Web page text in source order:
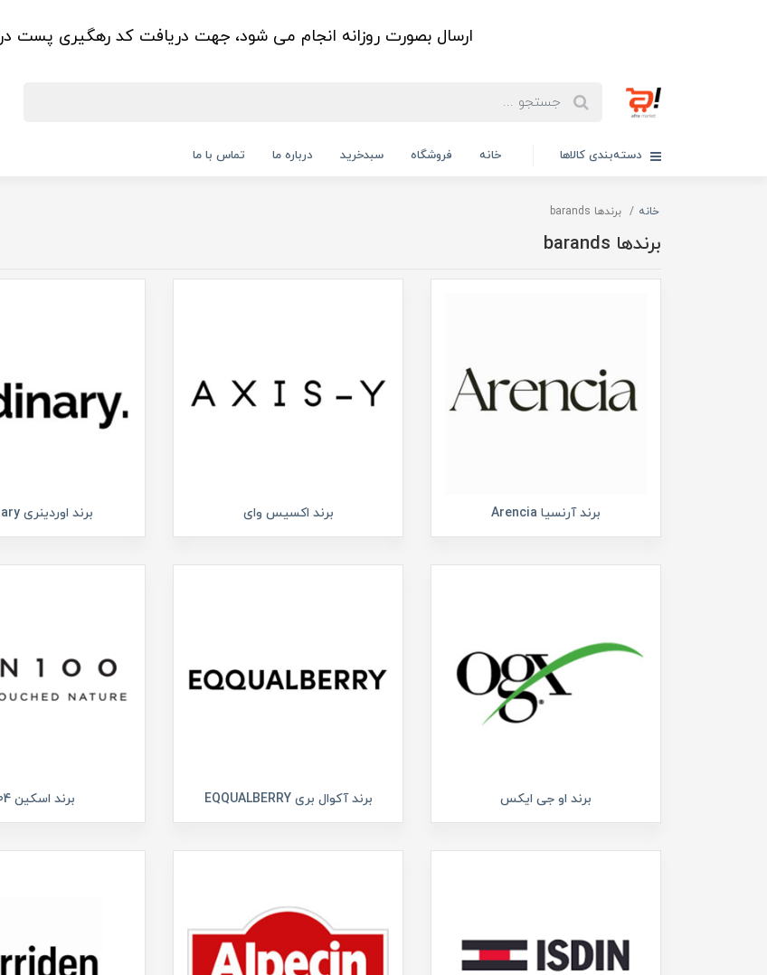
ارسال بصورت روزانه انجام می شود، جهت دریافت کد رهگیری پست در
دسته‌بندی کالاها خانه فروشگاه سبدخرید درباره ما تماس با ما
خانه برندها barands
برندها barands
برند آرنسیا Arencia برند اکسیس وای برند اوردینری Ordinary
برند او جی ایکس برند آکوال بری EQQUALBERRY برند اسکین 1004